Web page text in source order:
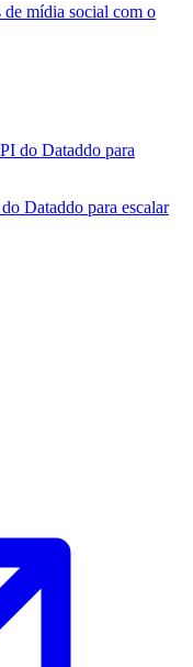
mídia social com o
Dataddo para escalar